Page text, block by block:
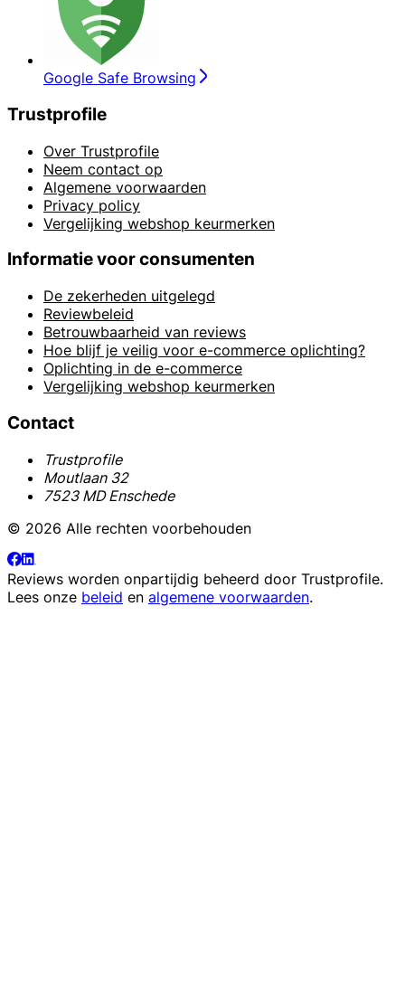
Google Safe Browsing
Trustprofile
Over Trustprofile
Neem contact op
Algemene voorwaarden
Privacy policy
Vergelijking webshop keurmerken
Informatie voor consumenten
De zekerheden uitgelegd
Reviewbeleid
Betrouwbaarheid van reviews
Hoe blijf je veilig voor e-commerce oplichting?
Oplichting in de e-commerce
Vergelijking webshop keurmerken
Contact
Trustprofile
Moutlaan 32
7523 MD Enschede
© 2026 Alle rechten voorbehouden
Reviews worden onpartijdig beheerd door Trustprofile.
Lees onze beleid en algemene voorwaarden.